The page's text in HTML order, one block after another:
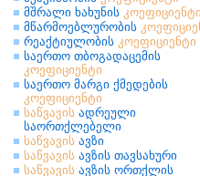
მშრალი ხახუნის კოეფიციენტი
მწარმოებლურობის
რეაქტიულობის კოეფიციენტი
საერთო თბოგადაცემის
კოეფიციენტი
საერთო მარგი ქმედების
კოეფიციენტი
საწვავის ადრეული
საორთქლებელი
საწვავის ავზი
საწვავის ავზის თავსახური
საწვავის ავზის ორთქლის